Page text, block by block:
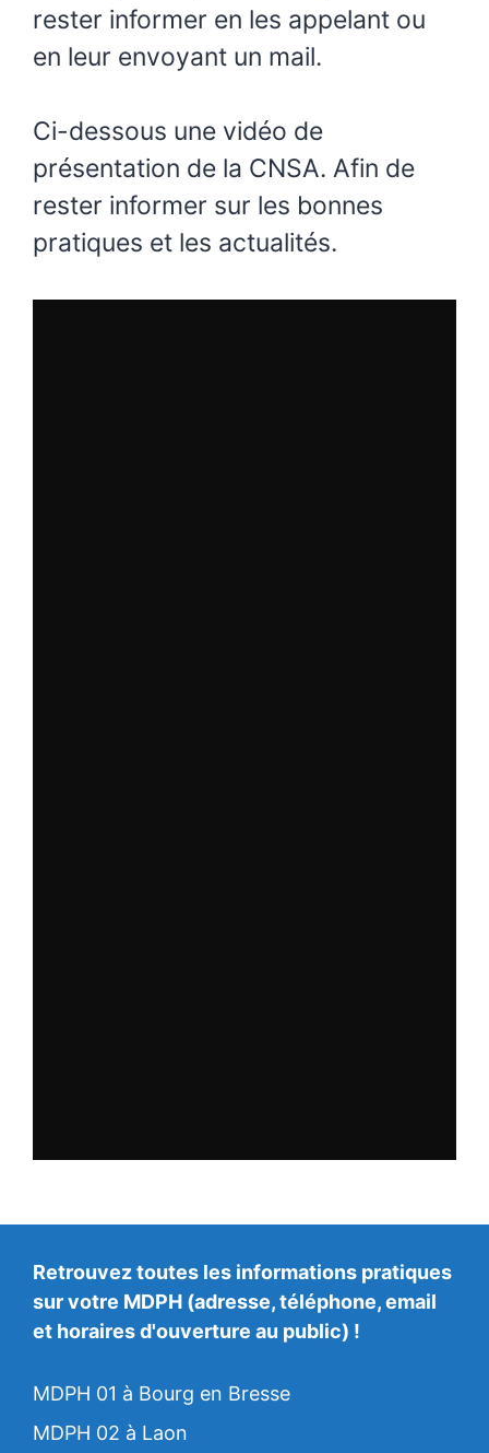
rester informer en les appelant ou
en leur envoyant un mail.
Ci-dessous une vidéo de
présentation de la CNSA. Afin de
rester informer sur les bonnes
pratiques et les actualités.
Retrouvez toutes les informations pratiques
sur votre MDPH (adresse, téléphone, email
et horaires d'ouverture au public) !
MDPH 01 à Bourg en Bresse
MDPH 02 à Laon